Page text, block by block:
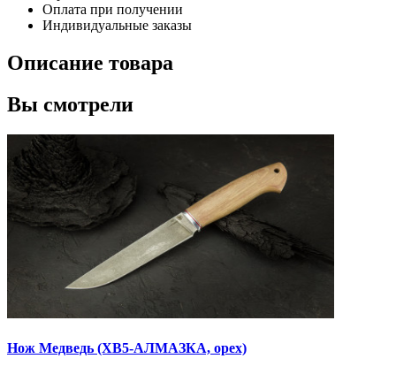
Оплата при получении
Индивидуальные заказы
Описание товара
Вы смотрели
Нож Медведь (ХВ5-АЛМАЗКА, орех)